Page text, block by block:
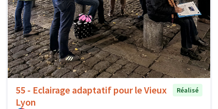
55 - Eclairage adaptatif pour le Vieux
Lyon
Réalisé